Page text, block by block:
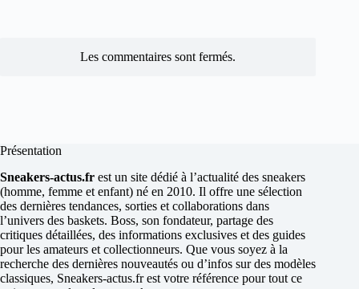
Les commentaires sont fermés.
Présentation
Sneakers-actus.fr est un site dédié à l’actualité des sneakers
(homme, femme et enfant) né en 2010. Il offre une sélection
des dernières tendances, sorties et collaborations dans
l’univers des baskets. Boss, son fondateur, partage des
critiques détaillées, des informations exclusives et des guides
pour les amateurs et collectionneurs. Que vous soyez à la
recherche des dernières nouveautés ou d’infos sur des modèles
classiques, Sneakers-actus.fr est votre référence pour tout ce